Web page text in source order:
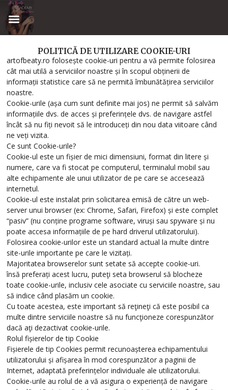
POLITICĂ DE UTILIZARE COOKIE-URI
artofbeaty.ro folosește cookie-uri pentru a vă permite folosirea
cât mai utilă a serviciilor noastre și în scopul obținerii de
informații statistice care să ne permită îmbunătățirea serviciilor
noastre.
Cookie-urile (așa cum sunt definite mai jos) ne permit să salvăm
informațiile dvs. de acces și preferințele dvs. de navigare astfel
încât să nu fiți nevoit să le introduceți din nou data viitoare când
ne veți vizita.
Ce sunt Cookie-urile?
Cookie-ul este un fișier de mici dimensiuni, format din litere și
numere, care va fi stocat pe computerul, terminalul mobil sau
alte echipamente ale unui utilizator de pe care se accesează
internetul.
Cookie-ul este instalat prin solicitarea emisă de către un web-
server unui browser (ex: Chrome, Safari, Firefox) și este complet
“pasiv” (nu conține programe software, viruși sau spyware și nu
poate accesa informațiile de pe hard driverul utilizatorului).
Folosirea cookie-urilor este un standard actual la multe dintre
site-urile importante pe care le vizitați.
Majoritatea browserelor sunt setate să accepte cookie-uri.
însă preferați acest lucru, puteţi seta browserul să blocheze
toate cookie-urile, inclusiv cele asociate cu serviciile noastre, sau
să indice când plasăm un cookie.
Cu toate acestea, este important să reţineţi că este posibil ca
multe dintre serviciile noastre să nu funcţioneze corespunzător
dacă aţi dezactivat cookie-urile.
Rolul fișierelor de tip Cookie
Fișierele de tip Cookies permit recunoașterea echipamentului
utilizatorului și afișarea în mod corespunzător a paginii de
Internet, adaptată preferințelor individuale ale utilizatorului.
Cookie-urile au rolul de a vă asigura o experiență de navigare